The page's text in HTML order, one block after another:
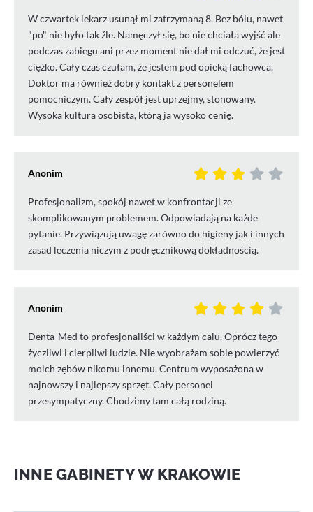
W czwartek lekarz usunął mi zatrzymaną 8. Bez bólu, nawet
"po" nie było tak źle. Namęczył się, bo nie chciała wyjść ale
podczas zabiegu ani przez moment nie dał mi odczuć, że jest
ciężko. Cały czas czułam, że jestem pod opieką fachowca.
Doktor ma również dobry kontakt z personelem
pomocniczym. Cały zespół jest uprzejmy, stonowany.
Wysoka kultura osobista, którą ja wysoko cenię.
Anonim
Profesjonalizm, spokój nawet w konfrontacji ze
skomplikowanym problemem. Odpowiadają na każde
pytanie. Przywiązują uwagę zarówno do higieny jak i innych
zasad leczenia niczym z podręcznikową dokładnością.
Anonim
Denta-Med to profesjonaliści w każdym calu. Oprócz tego
życzliwi i cierpliwi ludzie. Nie wyobrażam sobie powierzyć
moich zębów nikomu innemu. Centrum wyposażona w
najnowszy i najlepszy sprzęt. Cały personel
przesympatyczny. Chodzimy tam całą rodziną.
INNE GABINETY W KRAKOWIE